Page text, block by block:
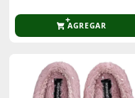
AGREGAR